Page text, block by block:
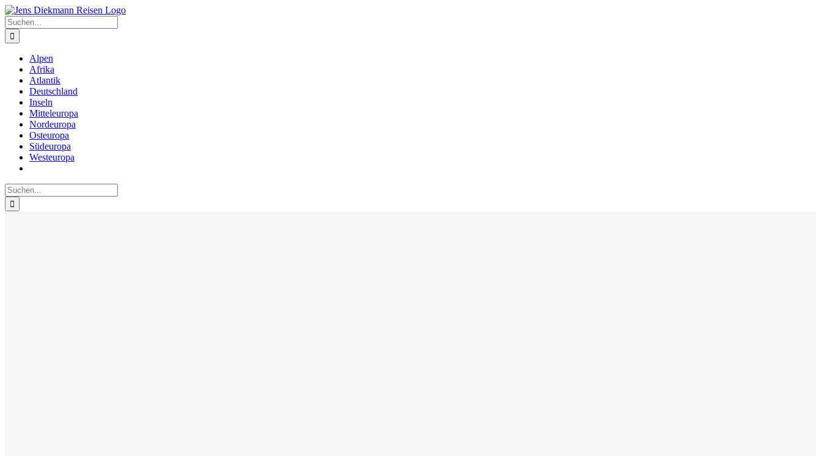
Zum
Inhalt
springen
Suche
nach:
Alpen
Afrika
Atlantik
Deutschland
Inseln
Mitteleuropa
Nordeuropa
Osteuropa
Südeuropa
Westeuropa
Suche
nach: